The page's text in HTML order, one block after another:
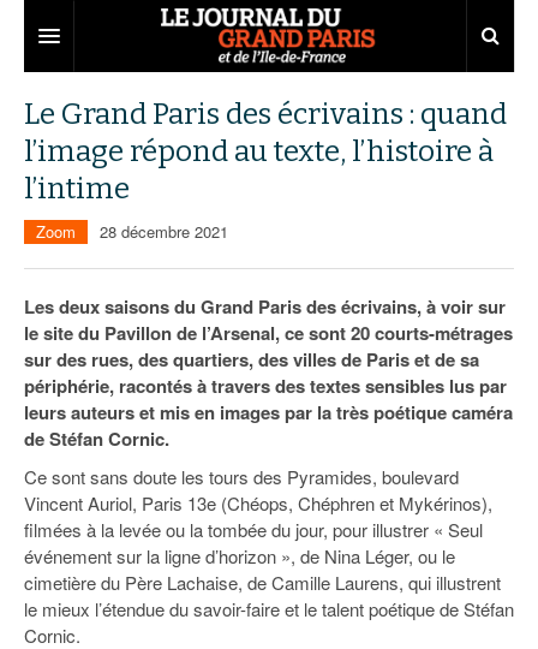
Territoires
Aménagement
Collectivités
Services urbains
Entreprises
Développement économique
Attractivité
Innovation
Transport
Départements
77
78
91
93
94
Nominations
Portraits
Agenda
Les Assises du Grand Paris
Éditions précédentes
Le podcast
Ecouter les épisodes
Le Grand Paris des écrivains : quand
l’image répond au texte, l’histoire à
l’intime
Zoom 28 décembre 2021
Les deux saisons du Grand Paris des écrivains, à voir sur
le site du Pavillon de l’Arsenal, ce sont 20 courts-métrages
sur des rues, des quartiers, des villes de Paris et de sa
périphérie, racontés à travers des textes sensibles lus par
leurs auteurs et mis en images par la très poétique caméra
de Stéfan Cornic.
Ce sont sans doute les tours des Pyramides, boulevard
Vincent Auriol, Paris 13e (Chéops, Chéphren et Mykérinos),
filmées à la levée ou la tombée du jour, pour illustrer « Seul
événement sur la ligne d’horizon », de Nina Léger, ou le
cimetière du Père Lachaise, de Camille Laurens, qui illustrent
le mieux l’étendue du savoir-faire et le talent poétique de Stéfan
Cornic.